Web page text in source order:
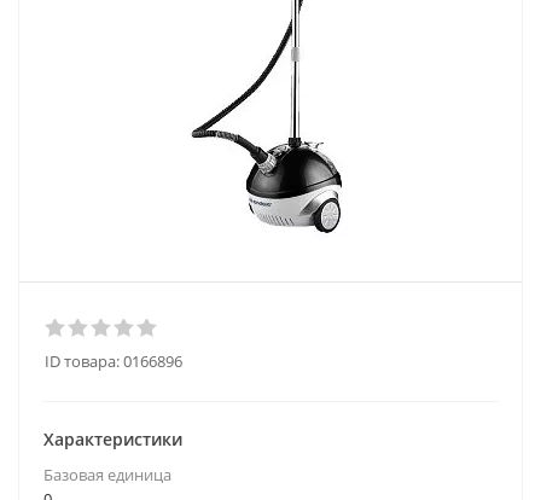
ID товара:0166896
Характеристики
Базовая единица